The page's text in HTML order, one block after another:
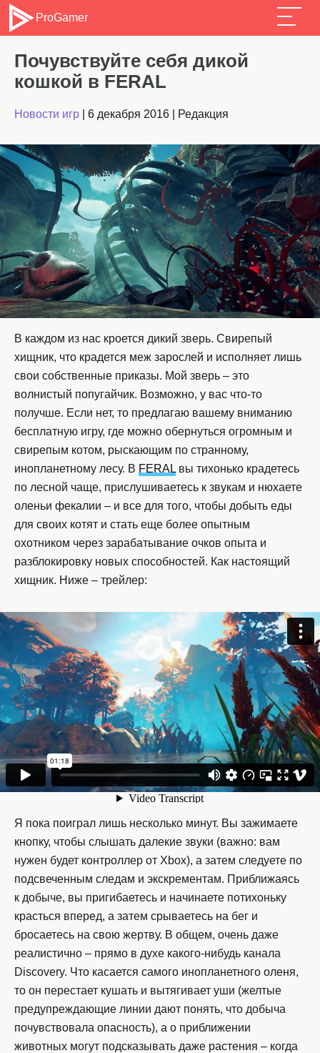
ProGamer
Почувствуйте себя дикой
кошкой в FERAL
Новости игр 6 декабря 2016 Редакция
В каждом из нас кроется дикий зверь. Свирепый
хищник, что крадется меж зарослей и исполняет лишь
свои собственные приказы. Мой зверь – это
волнистый попугайчик. Возможно, у вас что-то
получше. Если нет, то предлагаю вашему вниманию
бесплатную игру, где можно обернуться огромным и
свирепым котом, рыскающим по странному,
инопланетному лесу. В FERAL вы тихонько крадетесь
по лесной чаще, прислушиваетесь к звукам и нюхаете
оленьи фекалии – и все для того, чтобы добыть еды
для своих котят и стать еще более опытным
охотником через зарабатывание очков опыта и
разблокировку новых способностей. Как настоящий
хищник. Ниже – трейлер:
Я пока поиграл лишь несколько минут. Вы зажимаете
кнопку, чтобы слышать далекие звуки (важно: вам
нужен будет контроллер от Xbox), а затем следуете по
подсвеченным следам и экскрементам. Приближаясь
к добыче, вы пригибаетесь и начинаете потихоньку
красться вперед, а затем срываетесь на бег и
бросаетесь на свою жертву. В общем, очень даже
реалистично – прямо в духе какого-нибудь канала
Discovery. Что касается самого инопланетного оленя,
то он перестает кушать и вытягивает уши (желтые
предупреждающие линии дают понять, что добыча
почувствовала опасность), а о приближении
животных могут подсказывать даже растения – когда